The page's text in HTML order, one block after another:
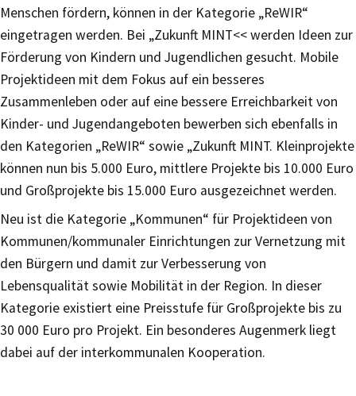
Menschen fördern, können in der Kategorie „ReWIR“
eingetragen werden. Bei „Zukunft MINT<< werden Ideen zur
Förderung von Kindern und Jugendlichen gesucht. Mobile
Projektideen mit dem Fokus auf ein besseres
Zusammenleben oder auf eine bessere Erreichbarkeit von
Kinder- und Jugendangeboten bewerben sich ebenfalls in
den Kategorien „ReWIR“ sowie „Zukunft MINT. Kleinprojekte
können nun bis 5.000 Euro, mittlere Projekte bis 10.000 Euro
und Großprojekte bis 15.000 Euro ausgezeichnet werden.
Neu ist die Kategorie „Kommunen“ für Projektideen von
Kommunen/kommunaler Einrichtungen zur Vernetzung mit
den Bürgern und damit zur Verbesserung von
Lebensqualität sowie Mobilität in der Region. In dieser
Kategorie existiert eine Preisstufe für Großprojekte bis zu
30 000 Euro pro Projekt. Ein besonderes Augenmerk liegt
dabei auf der interkommunalen Kooperation.